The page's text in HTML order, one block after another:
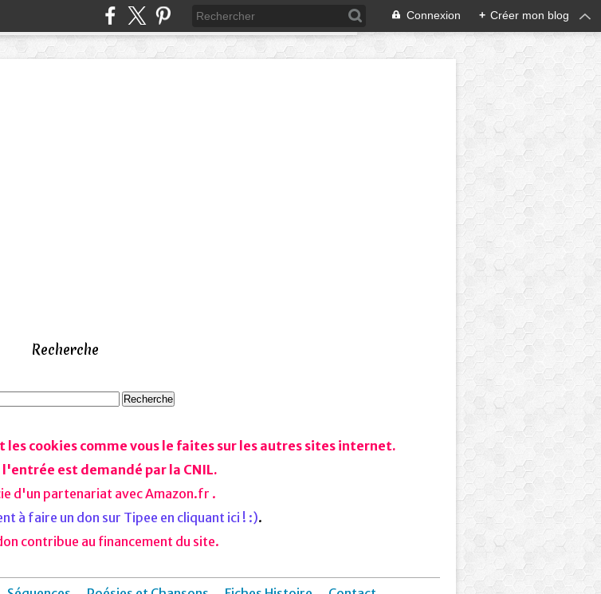
Connexion + Créer mon blog
Recherche
les cookies comme vous le faites sur les autres sites internet.
l'entrée est demandé par la CNIL.
d'un partenariat avec Amazon.fr .
à faire un don sur Tipee en cliquant ici ! :).
contribue au financement du site.